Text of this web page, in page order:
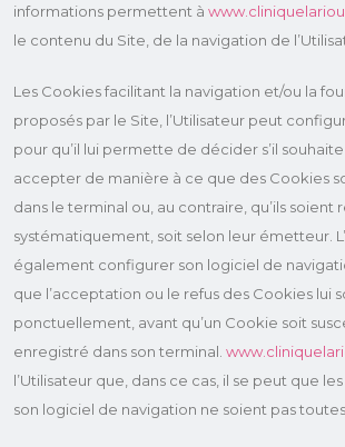
informations permettent à
le contenu du Site, de la navigation de
Les Cookies facilitant la navigation et/ou la
proposés par le Site, l’Utilisateur peut
pour qu’il lui permette de décider s’il
accepter de manière à ce que des Cookies
dans le terminal ou, au contraire, qu’ils soient
systématiquement, soit selon leur émetteur.
également configurer son logiciel de
que l’acceptation ou le refus des Cookies lui
ponctuellement, avant qu’un Cookie soit
enregistré dans son terminal.
l’Utilisateur que, dans ce cas, il se peut que
son logiciel de navigation ne soient pas